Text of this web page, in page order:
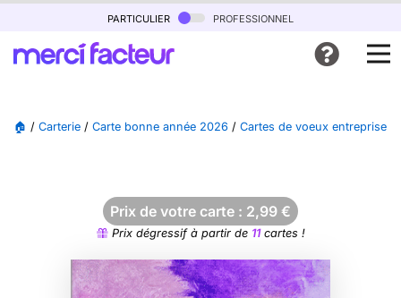
particulier professionnel
🏠 / Carterie / Carte bonne année 2026 / Cartes de voeux entreprise
Prix de votre carte : 2,99 €
Prix dégressif à partir de 11cartes !